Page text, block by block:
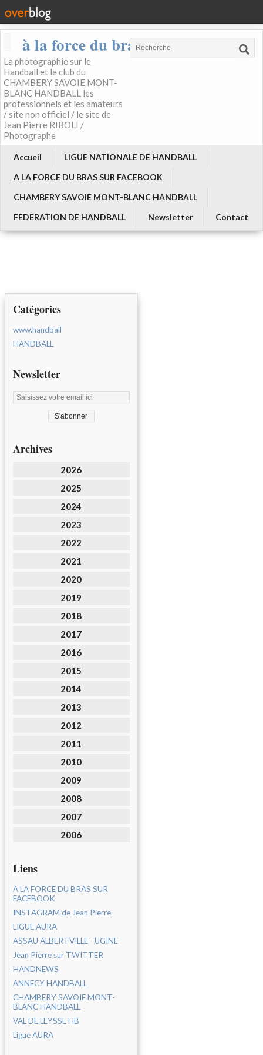
à la force du bras
La photographie sur le
Handball et le club du
CHAMBERY SAVOIE MONT-
BLANC HANDBALL les
professionnels et les amateurs
/ site non officiel / le site de
Jean Pierre RIBOLI /
Photographe
Accueil
LIGUE NATIONALE DE HANDBALL
A LA FORCE DU BRAS SUR FACEBOOK
CHAMBERY SAVOIE MONT-BLANC HANDBALL
FEDERATION DE HANDBALL
Newsletter Contact
Catégories
www.handball
HANDBALL
Newsletter
Archives
2026
2025
2024
2023
2022
2021
2020
2019
2018
2017
2016
2015
2014
2013
2012
2011
2010
2009
2008
2007
2006
Liens
A LA FORCE DU BRAS SUR
FACEBOOK
INSTAGRAM de Jean Pierre
LIGUE AURA
ASSAU ALBERTVILLE - UGINE
Jean Pierre sur TWITTER
HANDNEWS
ANNECY HANDBALL
CHAMBERY SAVOIE MONT-
BLANC HANDBALL
VAL DE LEYSSE HB
Ligue AURA